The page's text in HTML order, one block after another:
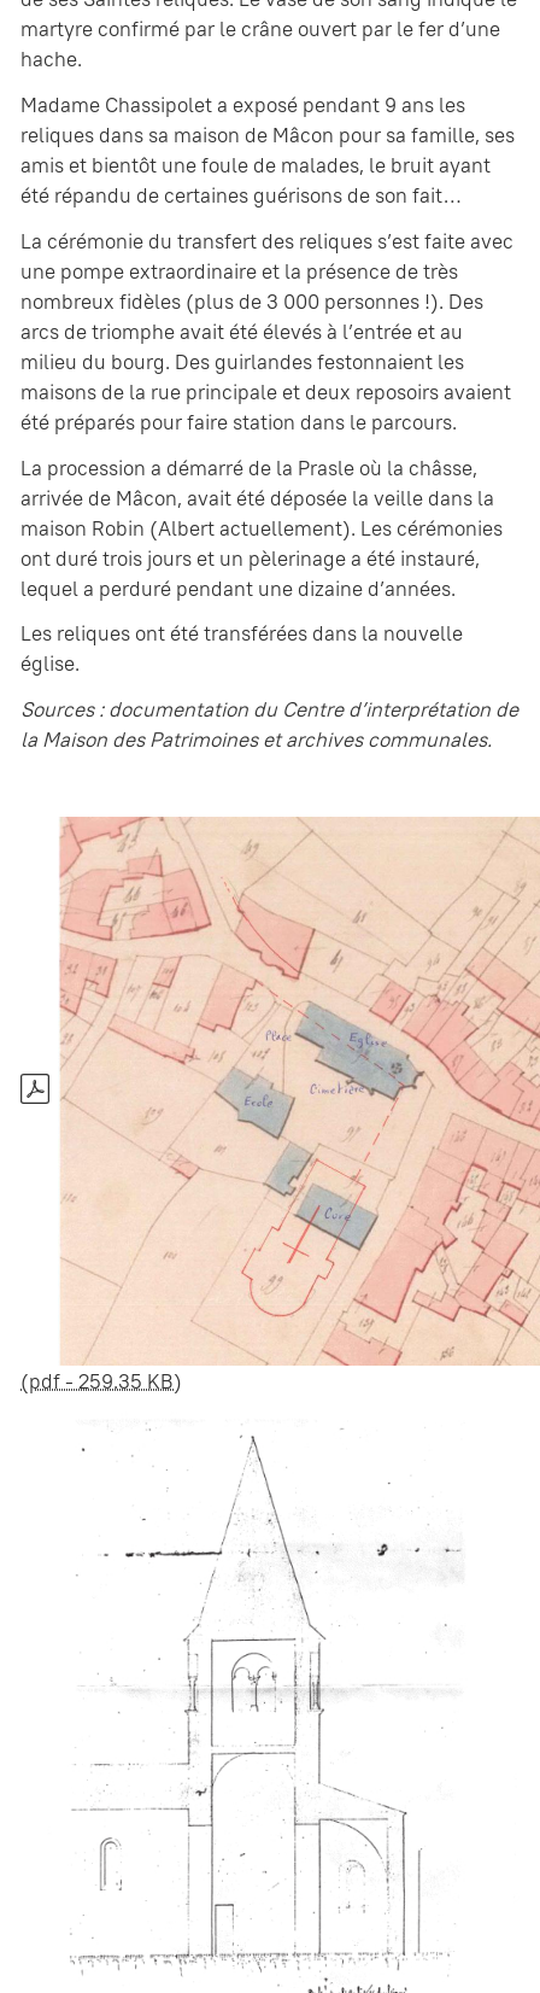
martyre confirmé par le crâne ouvert par le fer d’une
hache.
Madame Chassipolet a exposé pendant 9 ans les
reliques dans sa maison de Mâcon pour sa famille, ses
amis et bientôt une foule de malades, le bruit ayant
été répandu de certaines guérisons de son fait…
La cérémonie du transfert des reliques s’est faite avec
une pompe extraordinaire et la présence de très
nombreux fidèles (plus de 3 000 personnes !). Des
arcs de triomphe avait été élevés à l’entrée et au
milieu du bourg. Des guirlandes festonnaient les
maisons de la rue principale et deux reposoirs avaient
été préparés pour faire station dans le parcours.
La procession a démarré de la Prasle où la châsse,
arrivée de Mâcon, avait été déposée la veille dans la
maison Robin (Albert actuellement). Les cérémonies
ont duré trois jours et un pèlerinage a été instauré,
lequel a perduré pendant une dizaine d’années.
Les reliques ont été transférées dans la nouvelle
église.
Sources : documentation du Centre d’interprétation de
la Maison des Patrimoines et archives communales.
(pdf - 259.35 KB)